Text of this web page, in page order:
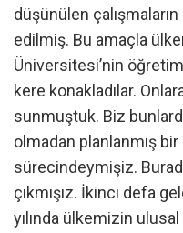
düşünülen
edilmiş. Bu amaçla
Üniversitesi’nin
kere konakladılar.
sunmuştuk. Biz
olmadan planlanmış
sürecindeymişiz.
çıkmışız. İkinci defa
yılında ülkemizin ulusal